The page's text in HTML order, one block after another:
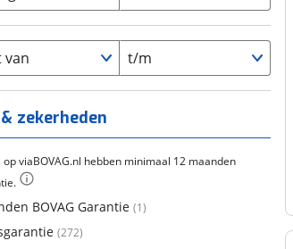
)
( 0)
molybdeen (0)
)
van t/m
zekerheden
viaBOVAG.nl hebben minimaal 12 maanden
BOVAG Garantie (1)
(272)